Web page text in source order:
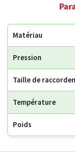
Matériau
Pression
Taille de
Température
Poids